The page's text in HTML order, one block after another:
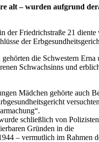
alt – wurden aufgrund
der Friedrichstraße 21
der
die Schwestern
Schwachsinns und
Mädchen gehörte
schließlich von
Gründen in die
– vermutlich im Rahmen